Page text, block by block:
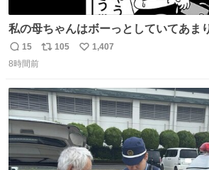
私の母ちゃんはボーっとしていてあま
ません。優秀な人の多い現代の価値観
優秀な母親ではないかもしれません。
返
信
15
リ
ト
数
105
い
数
1,407
8時間前